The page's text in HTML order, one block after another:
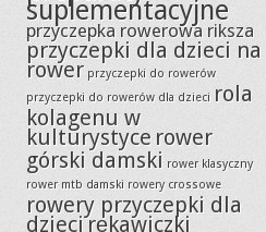
suplementacyjne
przyczepka rowerowa riksza
przyczepki dla dzieci na
rower przyczepki do rowerów
przyczepki do rowerów dla dzieci rola
kolagenu w
kulturystyce rower
górski damski rower klasyczny
rower mtb damski rowery crossowe
rowery przyczepki dla
dzieci rękawiczki